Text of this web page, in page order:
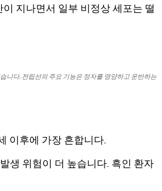
지나면서 일부 비정상 세포는 떨
니다. 전립선의 주요 기능은 정자를 영양하고 운반하는
이후에 가장 흔합니다.
생 위험이 더 높습니다. 흑인 환자